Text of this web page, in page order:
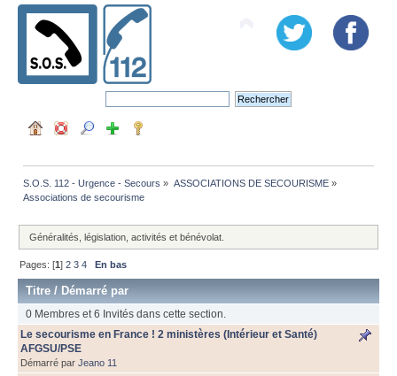
S.O.S. 112 - Urgence - Secours » ASSOCIATIONS DE SECOURISME»
Associations de secourisme
Généralités, législation, activités et bénévolat.
Pages: [1]2 3 4 En bas
Titre / Démarré par
0 Membres et 6 Invités dans cette section.
Le secourisme en France ! 2 ministères (Intérieur et Santé)
AFGSU/PSE
Démarré par Jeano 11